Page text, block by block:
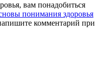
вам понадобиться
понимания здоровья
комментарий при